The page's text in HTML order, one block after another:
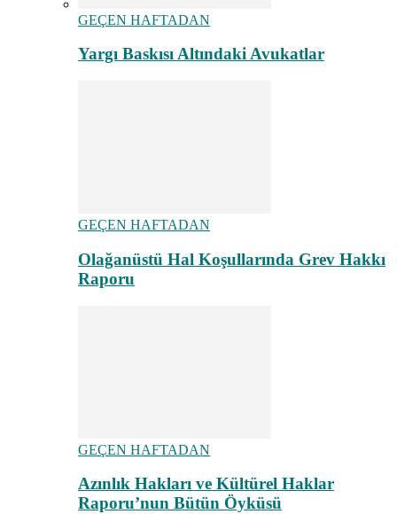
GEÇEN HAFTADAN
Yargı Baskısı Altındaki Avukatlar
GEÇEN HAFTADAN
Olağanüstü Hal Koşullarında Grev Hakkı
Raporu
GEÇEN HAFTADAN
Azınlık Hakları ve Kültürel Haklar
Raporu’nun Bütün Öyküsü